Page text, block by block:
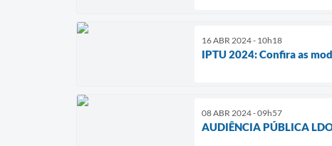
16 ABR 2024 - 10h18
IPTU 2024: Confira as
08 ABR 2024 - 09h57
AUDIÊNCIA PÚBLICA